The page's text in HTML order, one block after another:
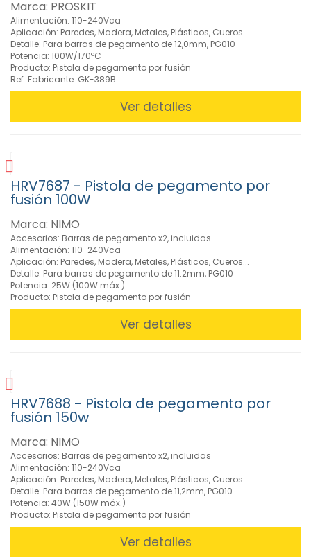
Marca: PROSKIT
Alimentación: 110-240Vca
Aplicación: Paredes, Madera, Metales, Plásticos, Cueros...
Detalle: Para barras de pegamento de 12,0mm, PG010
Potencia: 100W/170ºC
Producto: Pistola de pegamento por fusión
Ref. Fabricante: GK-389B
Ver detalles
HRV7687 - Pistola de pegamento por
fusión 100W
Marca: NIMO
Accesorios: Barras de pegamento x2, incluidas
Alimentación: 110-240Vca
Aplicación: Paredes, Madera, Metales, Plásticos, Cueros...
Detalle: Para barras de pegamento de 11.2mm, PG010
Potencia: 25W (100W máx.)
Producto: Pistola de pegamento por fusión
Ver detalles
HRV7688 - Pistola de pegamento por
fusión 150w
Marca: NIMO
Accesorios: Barras de pegamento x2, incluidas
Alimentación: 110-240Vca
Aplicación: Paredes, Madera, Metales, Plásticos, Cueros...
Detalle: Para barras de pegamento de 11,2mm, PG010
Potencia: 40W (150W máx.)
Producto: Pistola de pegamento por fusión
Ver detalles